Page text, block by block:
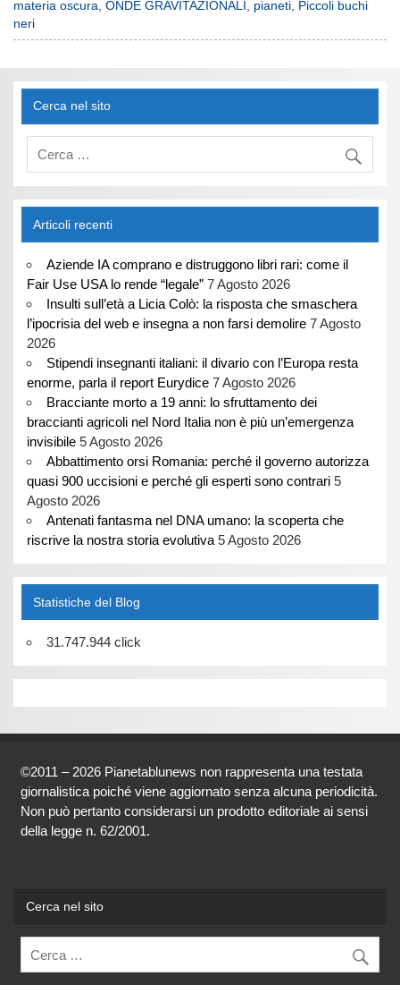
materia oscura ,ONDE GRAVITAZIONALI pianeti Piccoli buchi
neri
Cerca nel sito
Articoli recenti
Aziende IA comprano e distruggono libri rari: come il
Fair Use USA lo rende “legale” 7 Agosto 2026
Insulti sull’età a Licia Colò: la risposta che smaschera
l’ipocrisia del web e insegna a non farsi demolire 7 Agosto
2026
Stipendi insegnanti italiani: il divario con l’Europa resta
enorme, parla il report Eurydice 7 Agosto 2026
Bracciante morto a 19 anni: lo sfruttamento dei
braccianti agricoli nel Nord Italia non è più un’emergenza
invisibile 5 Agosto 2026
Abbattimento orsi Romania: perché il governo autorizza
quasi 900 uccisioni e perché gli esperti sono contrari 5
Agosto 2026
Antenati fantasma nel DNA umano: la scoperta che
riscrive la nostra storia evolutiva 5 Agosto 2026
Statistiche del Blog
31.747.944 click
©2011 – 2026 Pianetablunews non rappresenta una testata
giornalistica poiché viene aggiornato senza alcuna periodicità.
Non può pertanto considerarsi un prodotto editoriale ai sensi
della legge n. 62/2001.
Cerca nel sito